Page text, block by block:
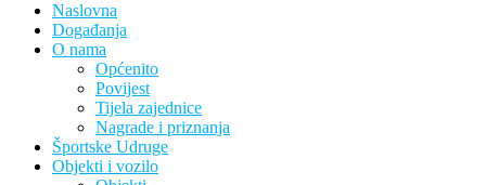
Naslovna
Događanja
O nama
Općenito
Povijest
Tijela zajednice
Nagrade i priznanja
Športske Udruge
Objekti i vozilo